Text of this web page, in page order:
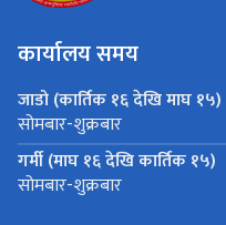
कार्यालय समय
जाडो (कार्तिक १६ देखि माघ १५)
सोमबार-शुक्रबार
गर्मी (माघ १६ देखि कार्तिक १५)
सोमबार-शुक्रबार